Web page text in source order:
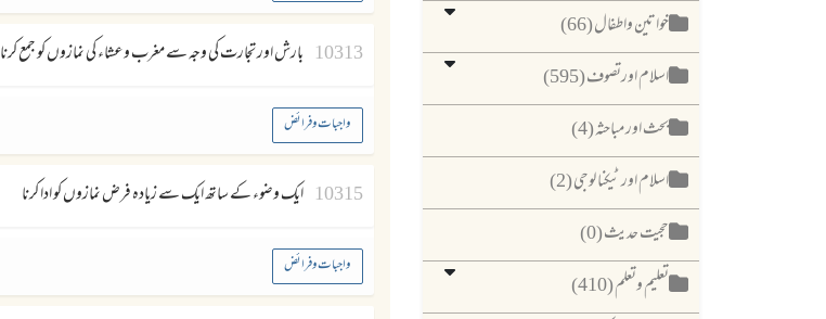
خواتین واطفال (66)
اسلام اورتصوف (595)
بحث اور مباحثہ (4)
اسلام اور ٹیکنا لوجی (2)
حجیت حدیث (0)
تعلیم وتعلم (410)
10313 بارش اور تجارت کی وجہ سے مغرب وعشاء کی نمازوں کو جمع کرنا
واجبات وفرائض
10315 ایک وضوء کے ساتھ ایک سے زیادہ فرض نمازوں کو ادا کرنا
واجبات وفرائض